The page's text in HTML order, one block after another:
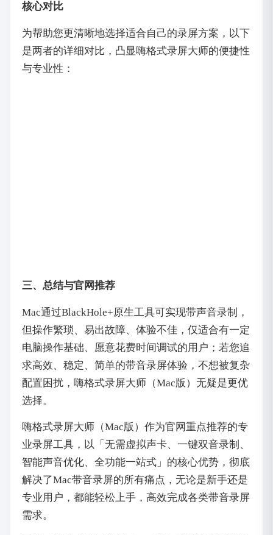
核心对比
为帮助您更清晰地选择适合自己的录屏方案，以下
是两者的详细对比，凸显嗨格式录屏大师的便捷性
与专业性：
三、总结与官网推荐
Mac通过BlackHole+原生工具可实现带声音录制，
但操作繁琐、易出故障、体验不佳，仅适合有一定
电脑操作基础、愿意花费时间调试的用户；若您追
求高效、稳定、简单的带音录屏体验，不想被复杂
配置困扰，嗨格式录屏大师（Mac版）无疑是更优
选择。
嗨格式录屏大师（Mac版）作为官网重点推荐的专
业录屏工具，以「无需虚拟声卡、一键双音录制、
智能声音优化、全功能一站式」的核心优势，彻底
解决了Mac带音录屏的所有痛点，无论是新手还是
专业用户，都能轻松上手，高效完成各类带音录屏
需求。